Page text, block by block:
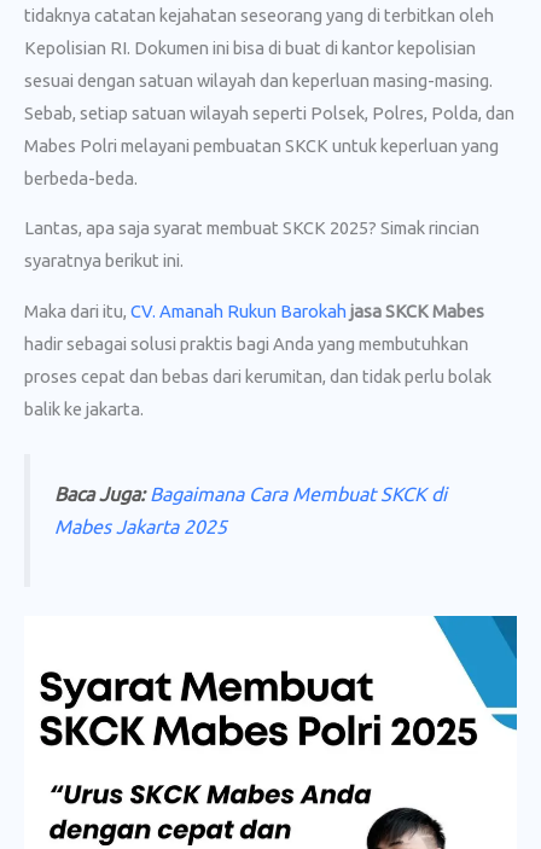
tidaknya catatan kejahatan seseorang yang di terbitkan oleh
Kepolisian RI. Dokumen ini bisa di buat di kantor kepolisian
sesuai dengan satuan wilayah dan keperluan masing-masing.
Sebab, setiap satuan wilayah seperti Polsek, Polres, Polda, dan
Mabes Polri melayani pembuatan SKCK untuk keperluan yang
berbeda-beda.
Lantas, apa saja syarat membuat SKCK 2025? Simak rincian
syaratnya berikut ini.
Maka dari itu, CV. Amanah Rukun Barokah jasa SKCK Mabes
hadir sebagai solusi praktis bagi Anda yang membutuhkan
proses cepat dan bebas dari kerumitan, dan tidak perlu bolak
balik ke jakarta.
Baca Juga:Bagaimana Cara Membuat SKCK di
Mabes Jakarta 2025